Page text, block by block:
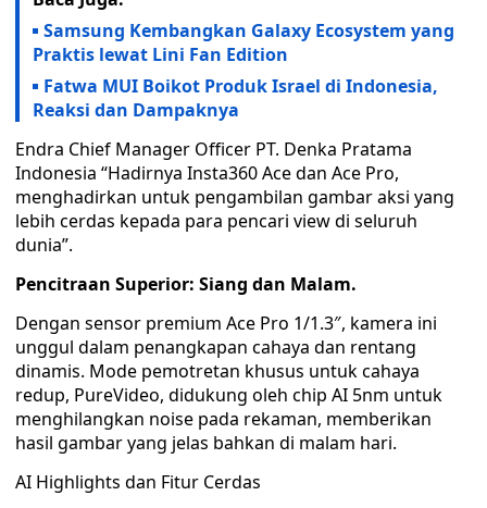
Samsung Kembangkan Galaxy Ecosystem yang
Praktis lewat Lini Fan Edition
Fatwa MUI Boikot Produk Israel di Indonesia,
Reaksi dan Dampaknya
Endra Chief Manager Officer PT. Denka Pratama
Indonesia “Hadirnya Insta360 Ace dan Ace Pro,
menghadirkan untuk pengambilan gambar aksi yang
lebih cerdas kepada para pencari view di seluruh
dunia”.
Pencitraan Superior: Siang dan Malam.
Dengan sensor premium Ace Pro 1/1.3″, kamera ini
unggul dalam penangkapan cahaya dan rentang
dinamis. Mode pemotretan khusus untuk cahaya
redup, PureVideo, didukung oleh chip AI 5nm untuk
menghilangkan noise pada rekaman, memberikan
hasil gambar yang jelas bahkan di malam hari.
AI Highlights dan Fitur Cerdas